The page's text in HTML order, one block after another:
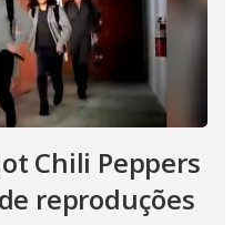
Chili Peppers
reproduções